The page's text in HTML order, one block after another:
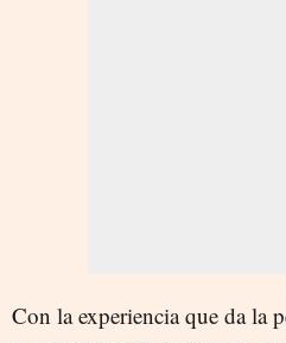
Con la experiencia que da la